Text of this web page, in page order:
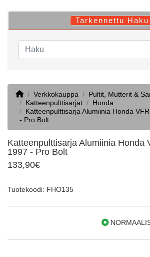
Tarkennettu Haku
HomeVerkkokauppa
Pultit, Mutterit &
Katteenpulttisarjat
Honda
Katteenpulttisarja Alumiinia Honda
- Pro Bolt
Katteenpulttisarja Alumiinia Honda
1997 - Pro Bolt
133,90€
Tuotekoodi: FHO135